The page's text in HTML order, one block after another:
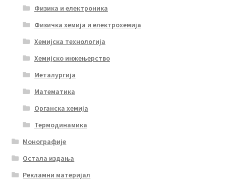
Физика и електроника
Физичка хемија и електрохемија
Хемијска технологија
Хемијско инжењерство
Металургија
Математика
Органска хемија
Термодинамика
Монографије
Остала издања
Рекламни материјал